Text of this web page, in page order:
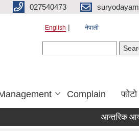
027540473
English नेपाली
Complain
आन्तरिक आय